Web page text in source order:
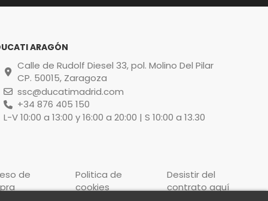
ARAGÓN
Calle de Rudolf Diesel 33, pol. Molino Del Pilar
CP. 50015, Zaragoza
ssc@ducatimadrid.com
+34 876 405 150
L-V 10:00 a 13:00 y 16:00 a 20:00 | S 10:00 a 13.30
de
Politica de
cookies
Desistir del
contrato aquí